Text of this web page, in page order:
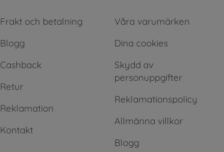
Frakt och betalning
Blogg
Cashback
Retur
Reklamation
Kontakt
Våra varumärken
Dina cookies
Skydd av
personuppgifter
Reklamationspolicy
Allmänna villkor
Blogg